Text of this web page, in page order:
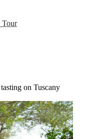
Tour
on Tuscany